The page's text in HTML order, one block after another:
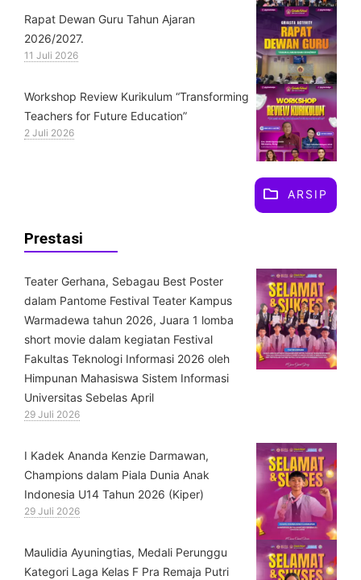
Rapat Dewan Guru Tahun Ajaran
2026/2027.
11 Juli 2026
Workshop Review Kurikulum “Transforming
Teachers for Future Education”
2 Juli 2026
ARSIP
Prestasi
Teater Gerhana, Sebagau Best Poster
dalam Pantome Festival Teater Kampus
Warmadewa tahun 2026, Juara 1 lomba
short movie dalam kegiatan Festival
Fakultas Teknologi Informasi 2026 oleh
Himpunan Mahasiswa Sistem Informasi
Universitas Sebelas April
29 Juli 2026
⁠I Kadek Ananda Kenzie Darmawan,
Champions dalam Piala Dunia Anak
Indonesia U14 Tahun 2026 (Kiper)
29 Juli 2026
⁠Maulidia Ayuningtias, Medali Perunggu
Kategori Laga Kelas F Pra Remaja Putri